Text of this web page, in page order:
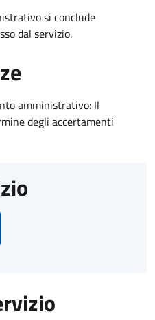
si conclude
dal servizio.
amministrativo: Il
degli accertamenti